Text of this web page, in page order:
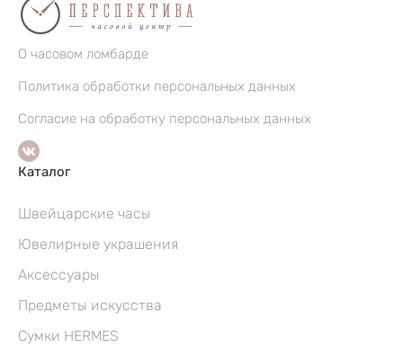
О часовом ломбарде
Политика обработки персональных данных
Согласие на обработку персональных данных
Каталог
Швейцарские часы
Ювелирные украшения
Аксессуары
Предметы искусства
Сумки HERMES